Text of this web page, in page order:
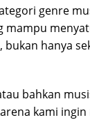
genre
mampu
hanya
bahkan
kami